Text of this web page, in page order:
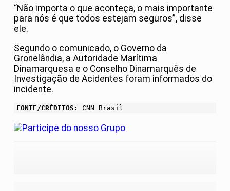
“Não importa o que aconteça, o mais importante
para nós é que todos estejam seguros”, disse
ele.
Segundo o comunicado, o Governo da
Gronelândia, a Autoridade Marítima
Dinamarquesa e o Conselho Dinamarquês de
Investigação de Acidentes foram informados do
incidente.
FONTE/CRÉDITOS: CNN Brasil